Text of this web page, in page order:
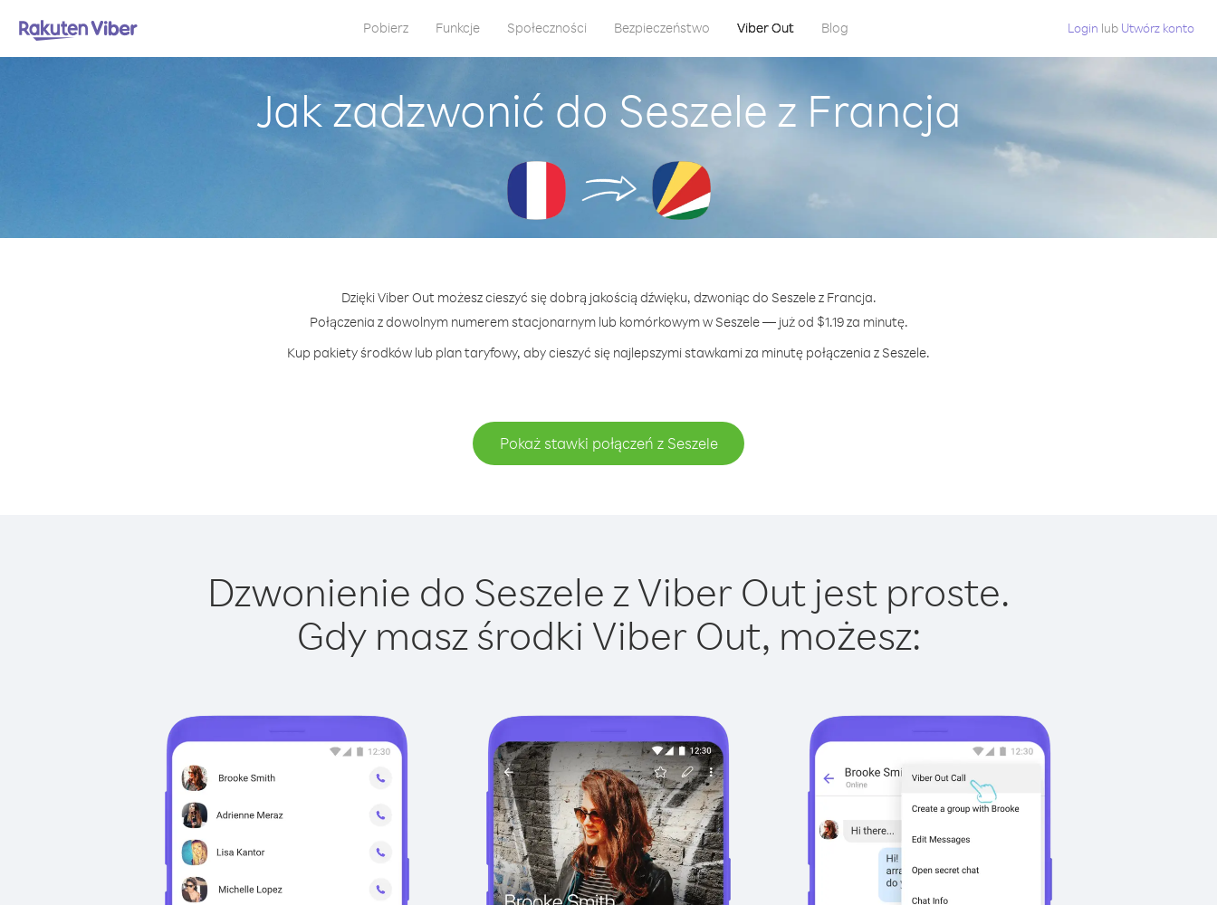
Pobierz Funkcje Społeczności Bezpieczeństwo Viber Out Blog Login lub Utwórz konto
Jak zadzwonić do Seszele z Francja
Dzięki Viber Out możesz cieszyć się dobrą jakością dźwięku, dzwoniąc do Seszele z Francja.
Połączenia z dowolnym numerem stacjonarnym lub komórkowym w Seszele — już od $1.19 za minutę.
Kup pakiety środków lub plan taryfowy, aby cieszyć się najlepszymi stawkami za minutę połączenia z Seszele.
Pokaż stawki połączeń z Seszele
Dzwonienie do Seszele z Viber Out jest proste.
Gdy masz środki Viber Out, możesz: